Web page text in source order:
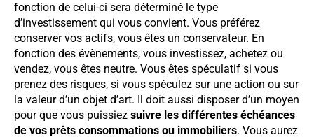
fonction de celui-ci sera déterminé le type
d’investissement qui vous convient. Vous préférez
conserver vos actifs, vous êtes un conservateur. En
fonction des évènements, vous investissez, achetez ou
vendez, vous êtes neutre. Vous êtes spéculatif si vous
prenez des risques, si vous spéculez sur une action ou sur
la valeur d’un objet d’art. Il doit aussi disposer d’un moyen
pour que vous puissiez suivre les différentes échéances
de vos prêts consommations ou immobiliers. Vous aurez